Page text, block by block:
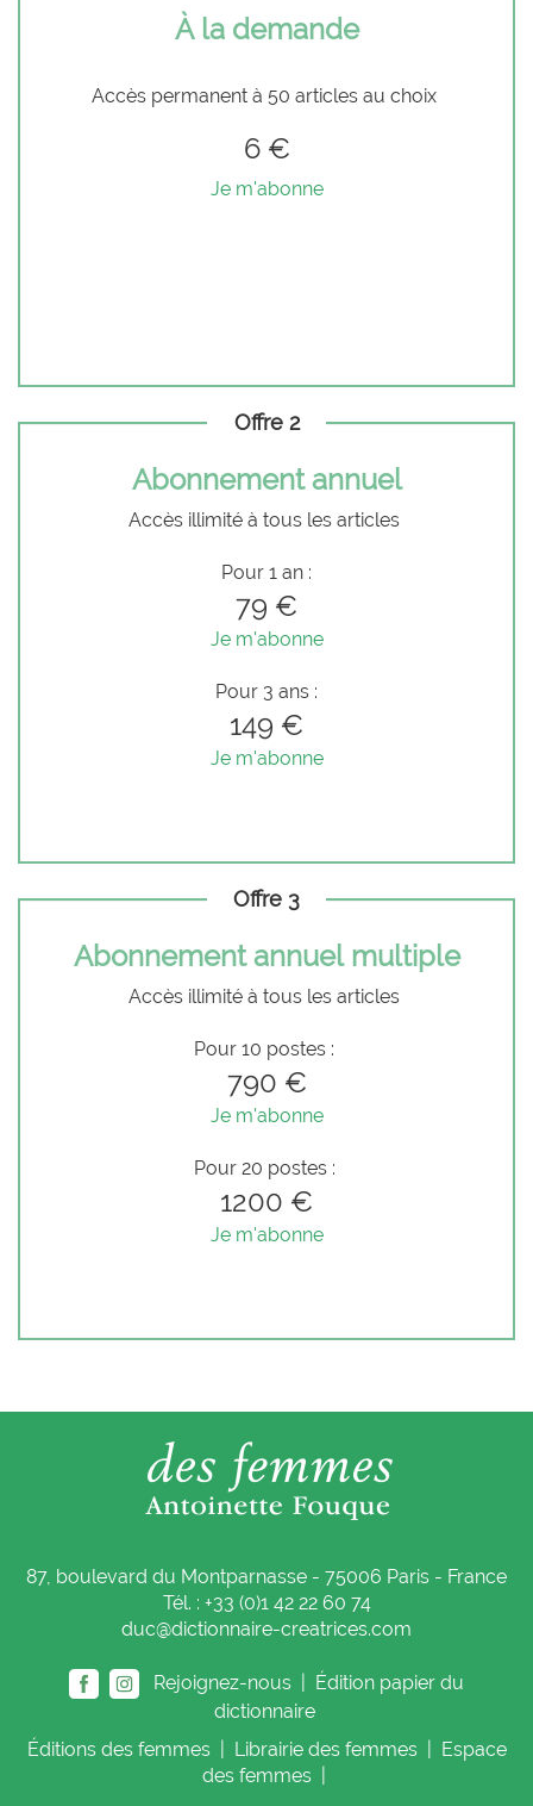
À la demande
Accès permanent à 50 articles au choix
6 €
Je m'abonne
Offre 2
Abonnement annuel
Accès illimité à tous les articles
Pour 1 an :
79 €
Je m'abonne
Pour 3 ans :
149 €
Je m'abonne
Offre 3
Abonnement annuel multiple
Accès illimité à tous les articles
Pour 10 postes :
790 €
Je m'abonne
Pour 20 postes :
1200 €
Je m'abonne
87, boulevard du Montparnasse - 75006 Paris - France
Tél. : +33 (0)1 42 22 60 74
duc@dictionnaire-creatrices.com
Rejoignez-nous |
Édition papier du
dictionnaire
Éditions des femmes Librairie des femmes
Espace
des femmes